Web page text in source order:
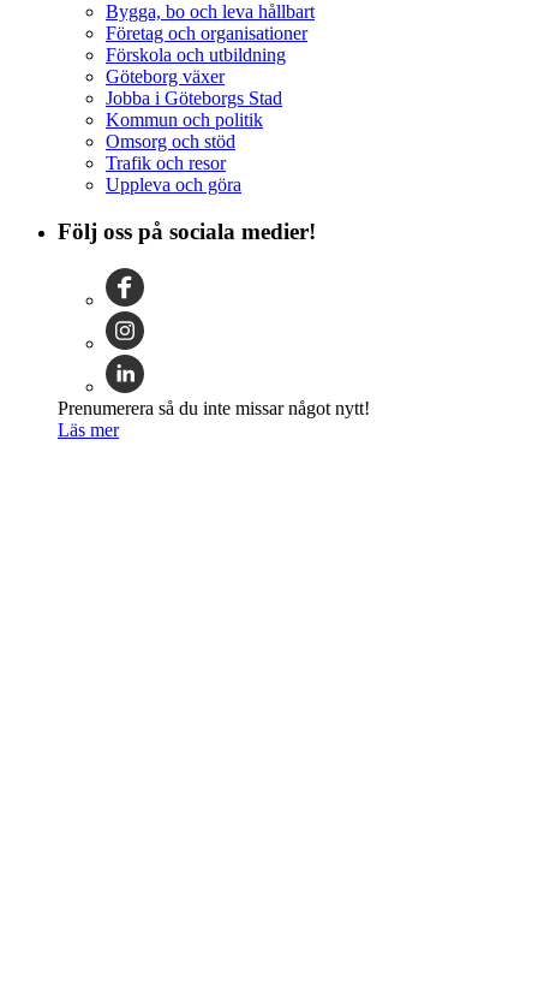
Bygga, bo och leva hållbart
Företag och organisationer
Förskola och utbildning
Göteborg växer
Jobba i Göteborgs Stad
Kommun och politik
Omsorg och stöd
Trafik och resor
Uppleva och göra
Följ oss på sociala medier!
Prenumerera så du inte missar något nytt!
Läs mer